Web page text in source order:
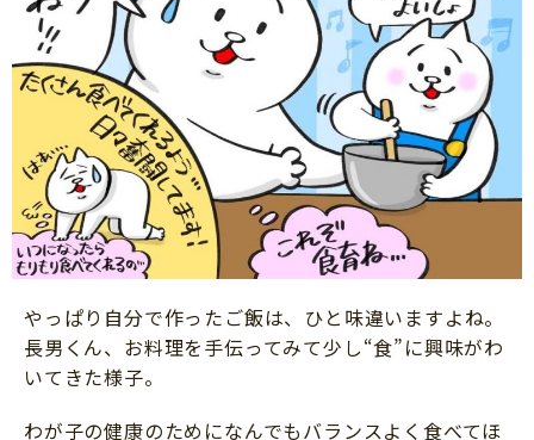
やっぱり自分で作ったご飯は、ひと味違いますよね。
長男くん、お料理を手伝ってみて少し“食”に興味がわ
いてきた様子。
わが子の健康のためになんでもバランスよく食べてほ